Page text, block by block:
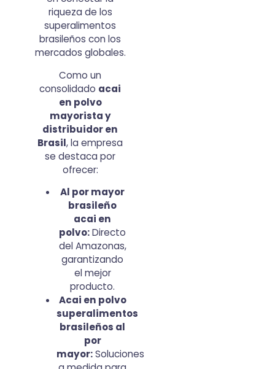
riqueza de los
superalimentos
brasileños con los
mercados globales.
Como un
consolidado acai
en polvo
mayorista y
distribuidor en
Brasil, la empresa
se destaca por
ofrecer:
Al por mayor
brasileño
acai en
polvo:Directo
del Amazonas,
garantizando
el mejor
producto.
Acai en polvo
superalimentos
brasileños al
por
mayor:Soluciones